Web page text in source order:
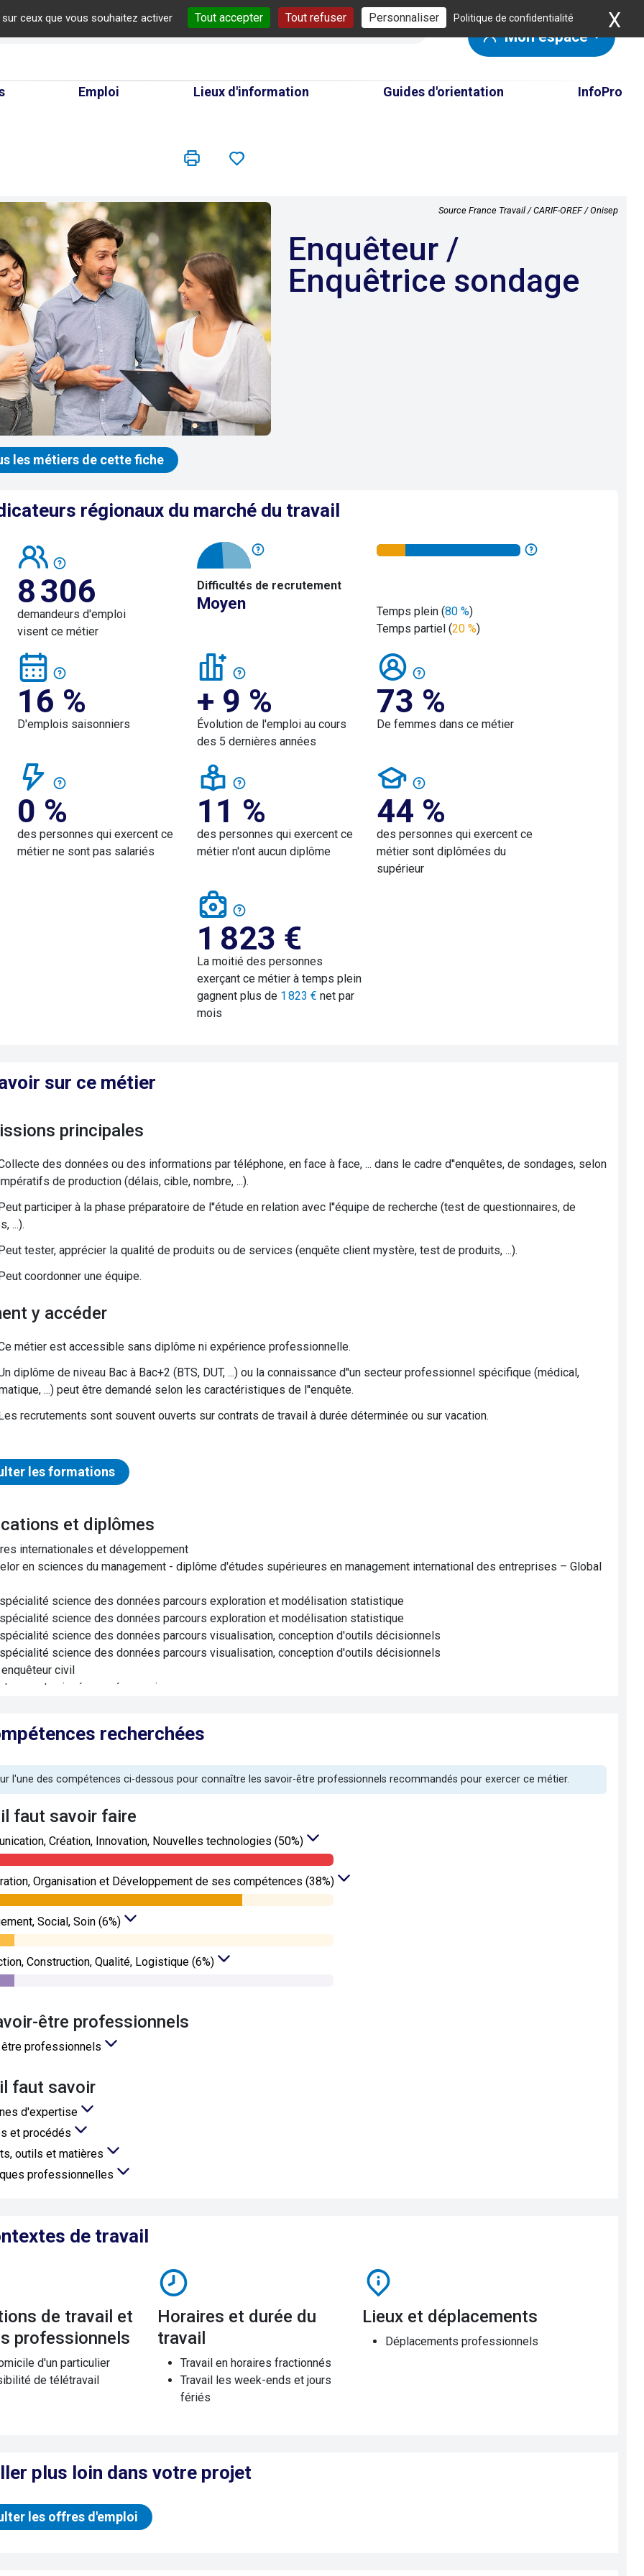
ceux que vous souhaitez activer Tout accepter Tout refuser Personnaliser Politique de confidentialité X
Mon espace
Emploi Lieux d'information Guides d'orientation InfoPro
Source France Travail / CARIF-OREF / Onisep
Enquêteur /
Enquêtrice sondage
les métiers de cette fiche
régionaux du marché du travail
8 306
demandeurs d'emploi
visent ce métier
Difficultés de recrutement
Moyen Temps plein (80 %)
Temps partiel (20 %)
16 %
D'emplois saisonniers
+ 9 %
Évolution de l'emploi au cours
des 5 dernières années
73 %
De femmes dans ce métier
0 %
des personnes qui exercent ce
métier ne sont pas salariés
11 %
des personnes qui exercent ce
métier n'ont aucun diplôme
44 %
des personnes qui exercent ce
métier sont diplômées du
supérieur
1 823 €
La moitié des personnes
exerçant ce métier à temps plein
gagnent plus de 1 823 € net par
mois
sur ce métier
principales
des données ou des informations par téléphone, en face à face, ... dans le cadre d''enquêtes, de sondages, selon
de production (délais, cible, nombre, ...).
participer à la phase préparatoire de l''étude en relation avec l''équipe de recherche (test de questionnaires, de
...).
tester, apprécier la qualité de produits ou de services (enquête client mystère, test de produits, ...).
coordonner une équipe.
y accéder
métier est accessible sans diplôme ni expérience professionnelle.
diplôme de niveau Bac à Bac+2 (BTS, DUT, ...) ou la connaissance d''un secteur professionnel spécifique (médical,
...) peut être demandé selon les caractéristiques de l''enquête.
recrutements sont souvent ouverts sur contrats de travail à durée déterminée ou sur vacation.
les formations
et diplômes
internationales et développement
en sciences du management - diplôme d'études supérieures en management international des entreprises – Global
science des données parcours exploration et modélisation statistique
science des données parcours exploration et modélisation statistique
science des données parcours visualisation, conception d'outils décisionnels
science des données parcours visualisation, conception d'outils décisionnels
enquêteur civil
en contre-ingérence économique
mention études politiques
mention science politique
mention sciences sanitaires et sociales
mention sciences sociales
mention sociologie
mention démographie
mention pharmacologie
humanités et société
conseiller relation client à distance
manager d'équipe relation client à distance
recherchées
l'une des compétences ci-dessous pour connaître les savoir-être professionnels recommandés pour exercer ce métier.
faut savoir faire
Création, Innovation, Nouvelles technologies (50%)
Organisation et Développement de ses compétences (38%)
Social, Soin (6%)
Construction, Qualité, Logistique (6%)
être professionnels
être professionnels
faut savoir
d'expertise
et procédés
outils et matières
professionnelles
de travail
professionnels
d'un particulier
de télétravail
Horaires et durée du
travail
Travail en horaires fractionnés
Travail les week-ends et jours
fériés
Lieux et déplacements
Déplacements professionnels
plus loin dans votre projet
les offres d'emploi